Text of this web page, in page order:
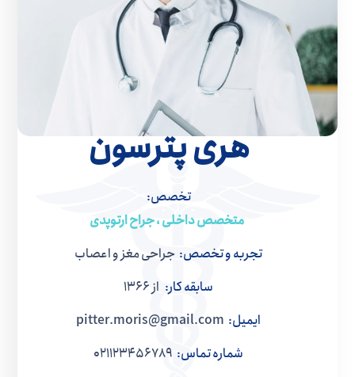
هری پترسون
تخصص:
متخصص داخلی ، جراح ارتوپدی
تجربه و تخصص: جراحی مغز و اعصاب
سابقه کار: از 1366
ایمیل: pitter.moris@gmail.com
شماره تماس: 021123456789